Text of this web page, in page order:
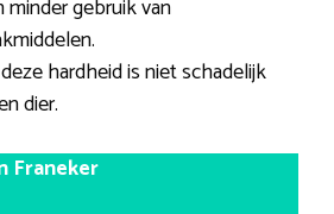
minder gebruik van
hardheid is niet schadelijk
dier.
Franeker